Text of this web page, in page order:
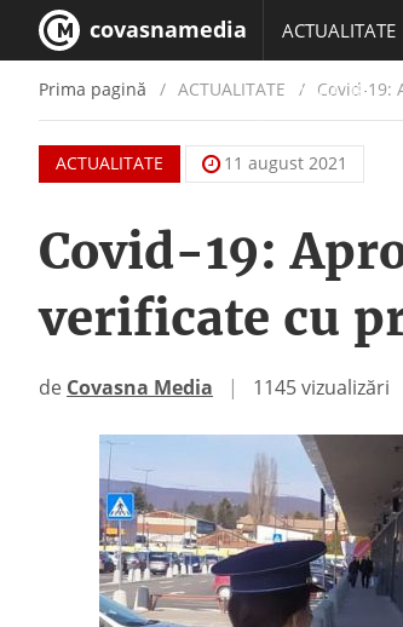
covasnamedia ACTUALITATE
EDUCATIE
Prima pagină ACTUALITATE / Covid-19:
ACTUALITATE 11 august 2021
Covid-19:
verificate cu
de Covasna Media | 1145 vizualizări